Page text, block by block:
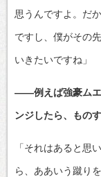
思うんですよ。だ
ですし、僕がその
いきたいですね」
――例えば強豪ムエ
ンジしたら、もの
「それはあると思
ら、ああいう蹴り